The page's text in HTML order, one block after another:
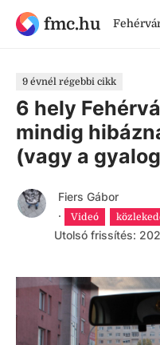
fmc.hu
9 évnél régebbi cikk
6 hely
mindig
(vagy a
Fiers Gábor
·
Videó
Utolsó frissítés: